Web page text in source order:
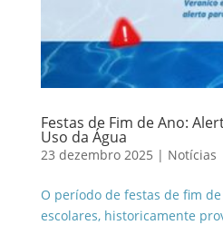
Festas de Fim de Ano:
Uso da Água
23 dezembro 2025 | Notícias
O período de festas de fim
escolares, historicamente